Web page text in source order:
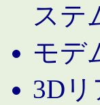
ステ
モデ
3D